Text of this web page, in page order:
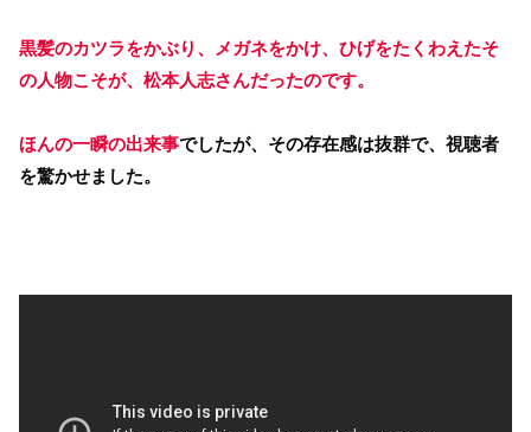
黒髪のカツラをかぶり、メガネをかけ、ひげをたくわえたそ
の人物こそが、松本人志さんだったのです。
ほんの一瞬の出来事でしたが、その存在感は抜群で、視聴者
を驚かせました。